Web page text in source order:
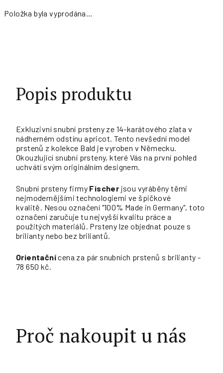
Položka byla vyprodána…
Popis produktu
Exkluzivní snubní prsteny ze 14-karátového zlata v
nádherném odstínu apricot. Tento nevšední model
prstenů z kolekce Bald je vyroben v Německu.
Okouzlující snubní prsteny, které Vás na první pohled
uchvátí svým originálním designem.
Snubní prsteny firmy Fischer jsou vyráběny těmi
nejmodernějšími technologiemi ve špičkové
kvalitě. Nesou označení "100% Made in Germany", toto
označení zaručuje tu nejvyšší kvalitu práce a
použitých materiálů. Prsteny lze objednat pouze s
brilianty nebo bez briliantů.
Orientačnícena za pár snubních prstenů s brilianty -
78 650 kč.
Proč nakoupit u nás